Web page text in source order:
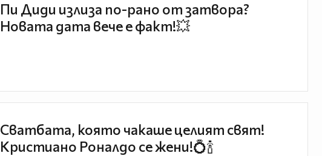
Пи Диди излиза по-рано от затвора?
Новата дата вече е факт!💥
Сватбата, която чакаше целият свят!
Кристиано Роналдо се жени!💍🍾